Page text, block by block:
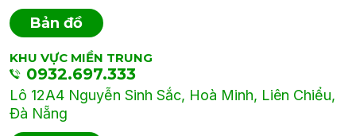
Bản đồ
KHU VỰC MIỀN TRUNG
0932.697.333
Lô 12A4 Nguyễn Sinh Sắc, Hoà Minh, Liên Chiểu,
Đà Nẵng